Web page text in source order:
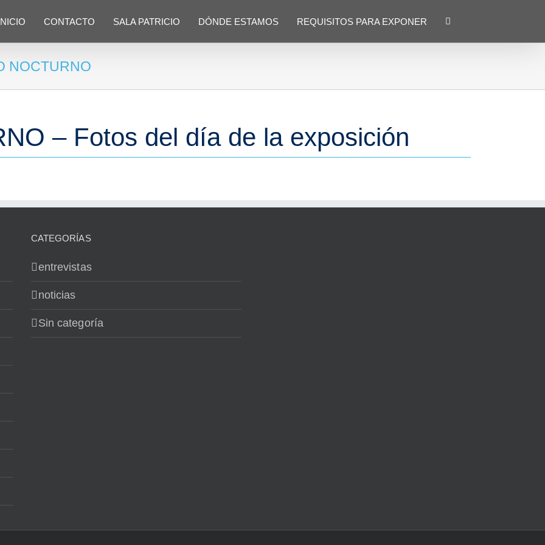
CONTACTO SALA PATRICIO DÓNDE ESTAMOS REQUISITOS PARA EXPONER
NOCTURNO
– Fotos del día de la exposición
CATEGORÍAS
entrevistas
noticias
Sin categoría